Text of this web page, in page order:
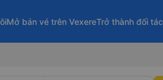
Mở bán vé trên VexereTrở thành đối tác